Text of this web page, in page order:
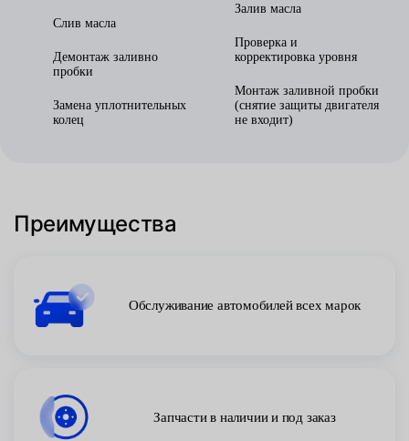
Слив масла
Демонтаж заливно
пробки
Замена уплотнительных
колец
Залив масла
Проверка и
корректировка уровня
Монтаж заливной пробки
(снятие защиты двигателя
не входит)
Преимущества
Обслуживание автомобилей всех марок
Запчасти в наличии и под заказ